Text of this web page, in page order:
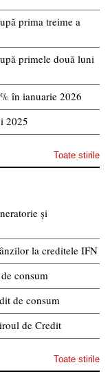
prima treime a
primele două luni
în ianuarie 2026
2025
Toate stirile
și
la creditele IFN
consum
de consum
de Credit
Toate stirile